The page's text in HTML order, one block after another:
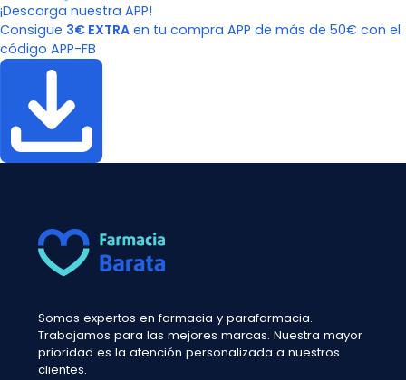
¡Descarga nuestra APP!
Consigue 3€ EXTRA en tu compra APP de más de 50€ con el
código APP-FB
Somos expertos en farmacia y parafarmacia.
Trabajamos para las mejores marcas. Nuestra mayor
prioridad es la atención personalizada a nuestros
clientes.